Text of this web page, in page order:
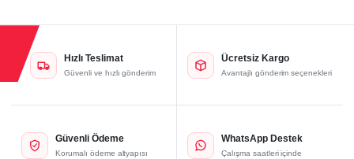
Hızlı Teslimat
Güvenli ve hızlı gönderim
Ücretsiz Kargo
Avantajlı gönderim seçenekleri
Güvenli Ödeme
Korumalı ödeme altyapısı
WhatsApp Destek
Çalışma saatleri içinde